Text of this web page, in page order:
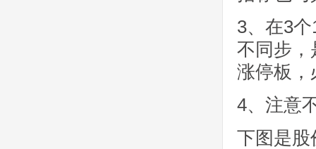
3、在3
不同步，
涨停板，
4、注意
下图是股